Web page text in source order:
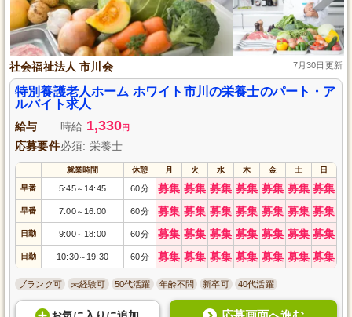
社会福祉法人 市川会 7月30日更新
特別養護老人ホーム ホワイト市川の栄養士のパート・ア
ルバイト求人
給与 時給 1,330円
応募要件必須: 栄養士
就業時間 休憩 月 火 水 木 金 土 日
早番 5:45～ 14:45 60分 募集 募集 募集 募集 募集 募集 募集
早番 7:00～ 16:00 60分 募集 募集 募集 募集 募集 募集 募集
日勤 9:00～ 18:00 60分 募集 募集 募集 募集 募集 募集 募集
日勤 10:30～ 19:30 60分 募集 募集 募集 募集 募集 募集 募集
ブランク可 未経験可 50代活躍 年齢不問 新卒可 40代活躍